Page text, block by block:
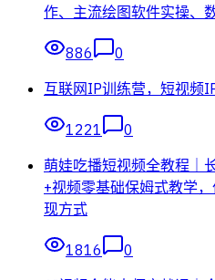
作、主流绘图软件实操、
886
0
互联网IP训练营，短视频
1221
0
萌娃吃播短视频全教程｜
+视频零基础保姆式教学
现方式
1816
0